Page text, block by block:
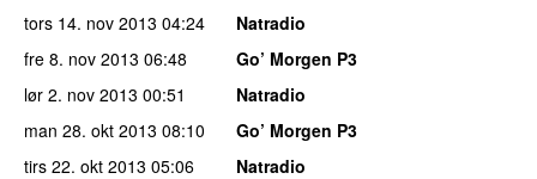
tors 14. nov 2013 04:24
Natradio
fre 8. nov 2013 06:48
Go’ Morgen P3
lør 2. nov 2013 00:51
Natradio
man 28. okt 2013 08:10
Go’ Morgen P3
tirs 22. okt 2013 05:06 Natradio